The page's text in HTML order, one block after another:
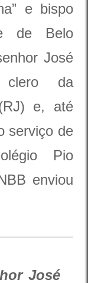
e bispo
de Belo
José
clero da
e, até
serviço de
Pio
enviou
José